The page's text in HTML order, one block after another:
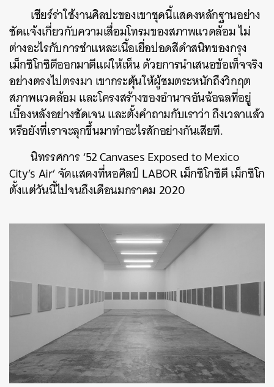
เซียร์ร่าใช้งานศิลปะของเขาชุดนี้แสดงหลักฐานอย่าง
ชัดแจ้งเกี่ยวกับความเสื่อมโทรมของสภาพแวดล้อม ไม่
ต่างอะไรกับการชำแหละเนื้อเยื่อปอดสีดำสนิทของกรุง
เม็กซิโกซิตีออกมาตีแผ่ให้เห็น ด้วยการนำเสนอข้อเท็จจริง
อย่างตรงไปตรงมา เขากระตุ้นให้ผู้ชมตระหนักถึงวิกฤต
สภาพแวดล้อม และโครงสร้างของอำนาจอันฉ้อฉลที่อยู่
เบื้องหลังอย่างชัดเจน และตั้งคำถามกับเราว่า ถึงเวลาแล้ว
หรือยังที่เราจะลุกขึ้นมาทำอะไรสักอย่างกันเสียที.
นิทรรศการ ‘52 Canvases Exposed to Mexico
City’s Air’ จัดแสดงที่หอศิลป์ LABOR เม็กซิโกซิตี เม็กซิโก
ตั้งแต่วันนี้ไปจนถึงเดือนมกราคม 2020